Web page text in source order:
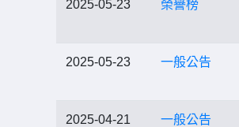
2025-05-23 榮譽榜
2025-05-23 一般公告
2025-04-21 一般公告